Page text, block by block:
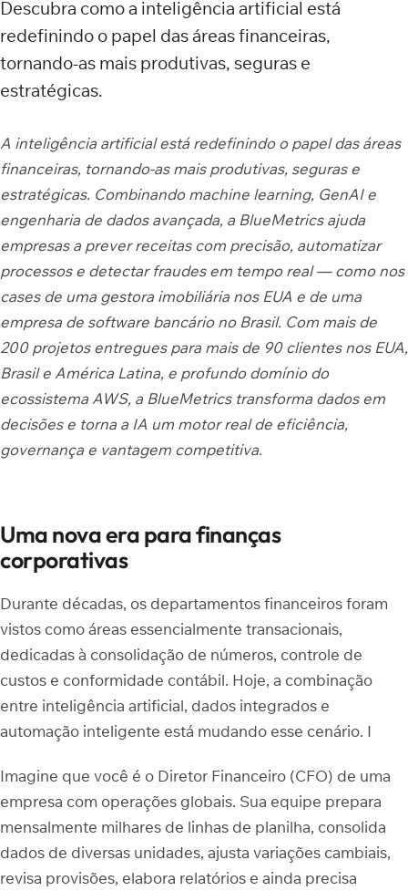
Descubra como a inteligência artificial está
redefinindo o papel das áreas financeiras,
tornando-as mais produtivas, seguras e
estratégicas.
A inteligência artificial está redefinindo o papel das áreas
financeiras, tornando-as mais produtivas, seguras e
estratégicas. Combinando machine learning, GenAI e
engenharia de dados avançada, a BlueMetrics ajuda
empresas a prever receitas com precisão, automatizar
processos e detectar fraudes em tempo real — como nos
cases de uma gestora imobiliária nos EUA e de uma
empresa de software bancário no Brasil. Com mais de
200 projetos entregues para mais de 90 clientes nos EUA,
Brasil e América Latina, e profundo domínio do
ecossistema AWS, a BlueMetrics transforma dados em
decisões e torna a IA um motor real de eficiência,
governança e vantagem competitiva.
Uma nova era para finanças
corporativas
Durante décadas, os departamentos financeiros foram
vistos como áreas essencialmente transacionais,
dedicadas à consolidação de números, controle de
custos e conformidade contábil. Hoje, a combinação
entre inteligência artificial, dados integrados e
automação inteligente está mudando esse cenário. I
Imagine que você é o Diretor Financeiro (CFO) de uma
empresa com operações globais. Sua equipe prepara
mensalmente milhares de linhas de planilha, consolida
dados de diversas unidades, ajusta variações cambiais,
revisa provisões, elabora relatórios e ainda precisa